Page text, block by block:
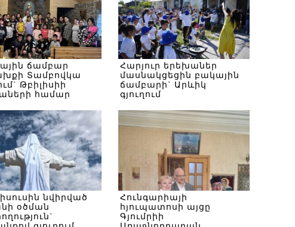
ճամբար
Տամբովկա
Թբիլիսիի
համար
Հարյուր երեխաներ
մասնակցեցին բակային
ճամբարի` Արևիկ
գյուղում
նվիրված
օծման
Հունգարիայի
հյուպատոսի այցը
Գյումրիի